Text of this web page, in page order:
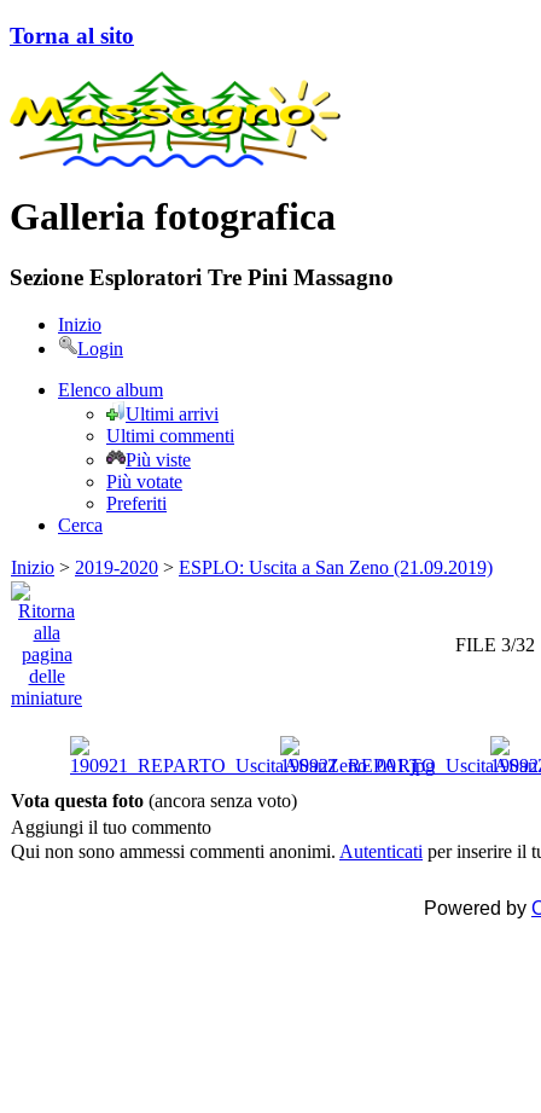
Torna al sito
Galleria fotografica
Sezione Esploratori Tre Pini Massagno
Inizio
Login
Elenco album
Ultimi arrivi
Ultimi commenti
Più viste
Più votate
Preferiti
Cerca
Inizio > 2019-2020 > ESPLO: Uscita a San Zeno (21.09.2019)
FILE 3/32
Vota questa foto (ancora senza voto)
Aggiungi il tuo commento
Qui non sono ammessi commenti anonimi. Autenticati per inserire il
Powered by